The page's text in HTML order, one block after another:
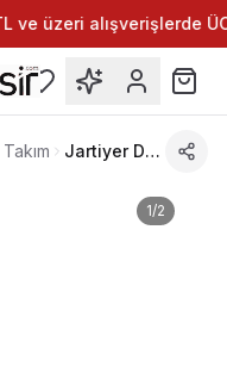
ve üzeri alışverişlerde
Jartiyer Detaylı Gecelik Polyester For Dreams 8203
1/2